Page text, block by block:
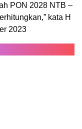
PON 2028 NTB –
kata H
2023